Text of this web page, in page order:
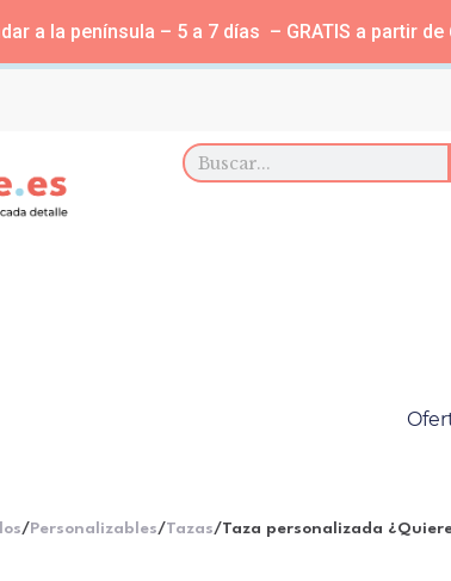
a la península – 5 a 7 días – GRATIS a partir de
/ Personalizables/Tazas/Taza personalizada